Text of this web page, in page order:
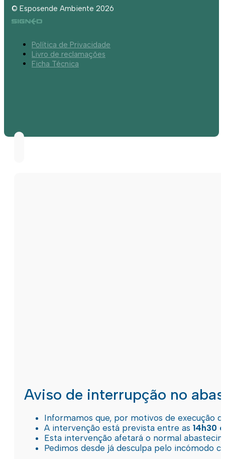
© Esposende Ambiente 2026
Política de Privacidade
Livro de reclamações
Ficha Técnica
Aviso de interrupção no
Informamos que, por motivos de execução
A intervenção está prevista entre as 14h30
Esta intervenção afetará o normal
Pedimos desde já desculpa pelo incómodo